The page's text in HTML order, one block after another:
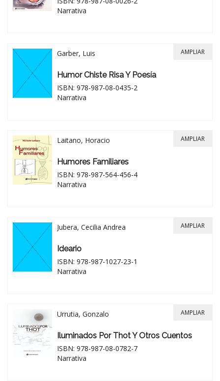
Narrativa
Garber, Luis
Humor Chiste Risa Y Poesía
ISBN: 978-987-08-0435-2
Narrativa
AMPLIAR
Laitano, Horacio
Humores Familiares
ISBN: 978-987-564-456-4
Narrativa
AMPLIAR
Jubera, Cecilia Andrea
Ideario
ISBN: 978-987-1027-23-1
Narrativa
AMPLIAR
Urrutia, Gonzalo
Iluminados Por Thot Y Otros Cuentos
ISBN: 978-987-08-0782-7
Narrativa
AMPLIAR